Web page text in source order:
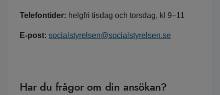
Telefontider: helgfri tisdag och torsdag, kl 9–11
E-post: socialstyrelsen@socialstyrelsen.se
Har du frågor om din ansökan?